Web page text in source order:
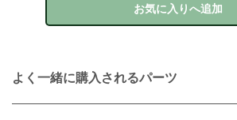
お気に入りへ追加
よく一緒に購入されるパーツ